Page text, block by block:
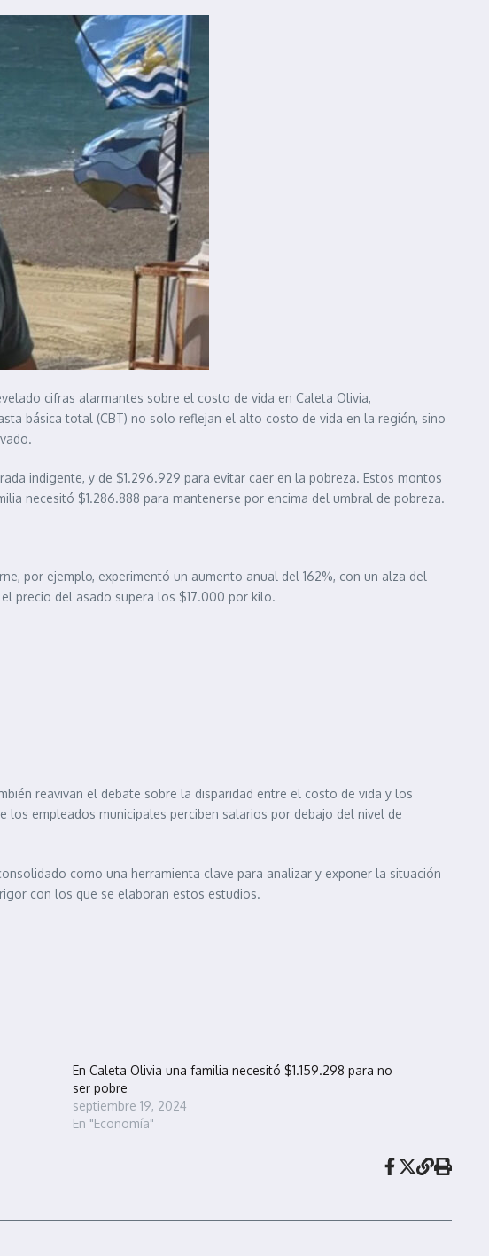
cifras alarmantes sobre el costo de vida en Caleta Olivia,
básica total (CBT) no solo reflejan el alto costo de vida en la región, sino
indigente, y de $1.296.929 para evitar caer en la pobreza. Estos montos
necesitó $1.286.888 para mantenerse por encima del umbral de pobreza.
por ejemplo, experimentó un aumento anual del 162%, con un alza del
precio del asado supera los $17.000 por kilo.
reavivan el debate sobre la disparidad entre el costo de vida y los
los empleados municipales perciben salarios por debajo del nivel de
como una herramienta clave para analizar y exponer la situación
con los que se elaboran estos estudios.
En Caleta Olivia una familia necesitó $1.159.298 para no
ser pobre
septiembre 19, 2024
En "Economía"